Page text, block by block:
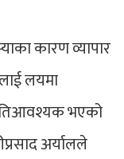
कारण व्यापार
लयमा
भएको
अर्यालले